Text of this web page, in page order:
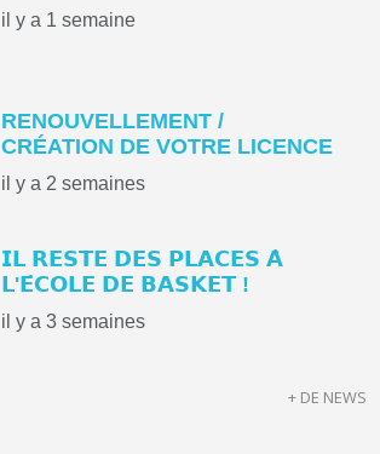
il y a 1 semaine
RENOUVELLEMENT /
CRÉATION DE VOTRE LICENCE
il y a 2 semaines
𝗜𝗟 𝗥𝗘𝗦𝗧𝗘 𝗗𝗘𝗦 𝗣𝗟𝗔𝗖𝗘𝗦 𝗔̀
𝗟'𝗘́𝗖𝗢𝗟𝗘 𝗗𝗘 𝗕𝗔𝗦𝗞𝗘𝗧 !
il y a 3 semaines
+ DE NEWS